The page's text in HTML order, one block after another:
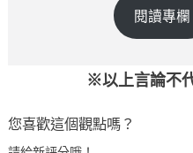
閱讀專欄
※以上言論不
您喜歡這個觀點嗎？